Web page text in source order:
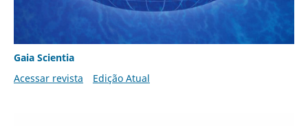
Gaia Scientia
Acessar revista
Edição Atual